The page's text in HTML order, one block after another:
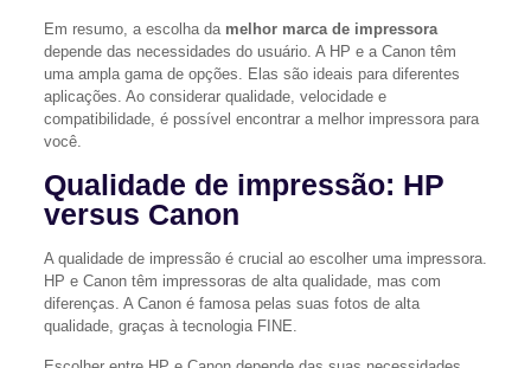
Em resumo, a escolha da melhor marca de impressora
depende das necessidades do usuário. A HP e a Canon têm
uma ampla gama de opções. Elas são ideais para diferentes
aplicações. Ao considerar qualidade, velocidade e
compatibilidade, é possível encontrar a melhor impressora para
você.
Qualidade de impressão: HP
versus Canon
A qualidade de impressão é crucial ao escolher uma impressora.
HP e Canon têm impressoras de alta qualidade, mas com
diferenças. A Canon é famosa pelas suas fotos de alta
qualidade, graças à tecnologia FINE.